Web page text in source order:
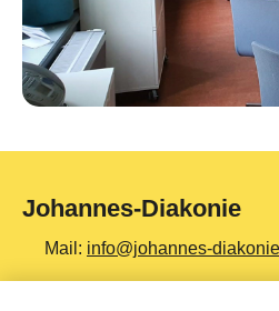
Johannes-Diakonie
Mail: info@johannes-
Tel:06261 - 88-0